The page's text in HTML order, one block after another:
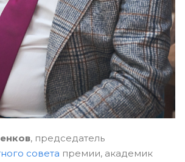
, председатель
совета премии, академик